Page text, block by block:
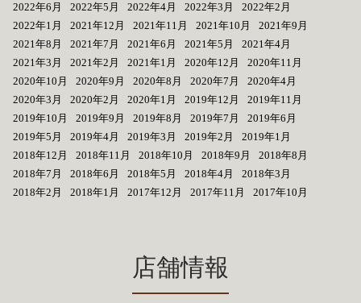
2022年6月
2022年5月 2022年4月 2022年3月
2022年2月
2022年1月
2021年12月 2021年11月 2021年10月
2021年9月
2021年8月
2021年7月 2021年6月 2021年5月
2021年4月
2021年3月
2021年2月 2021年1月 2020年12月
2020年11月
2020年10月
2020年9月 2020年8月 2020年7月
2020年4月
2020年3月
2020年2月 2020年1月 2019年12月
2019年11月
2019年10月
2019年9月 2019年8月 2019年7月
2019年6月
2019年5月
2019年4月 2019年3月 2019年2月
2019年1月
2018年12月
2018年11月 2018年10月 2018年9月
2018年8月
2018年7月
2018年6月 2018年5月 2018年4月
2018年3月
2018年2月
2018年1月 2017年12月 2017年11月 2017年10月
店舗情報